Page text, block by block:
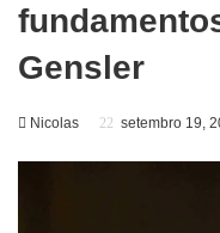
Gensler
Nicolas setembro 19,